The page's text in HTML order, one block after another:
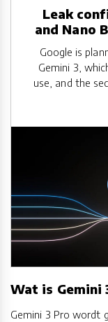
Leak
and Nano
Google is
Gemini 3,
use, and the
Wat is Gemini
Gemini 3 Pro wordt